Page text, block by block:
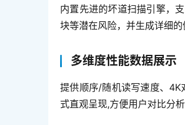
内置先进的坏道扫描引擎，
块等潜在风险，并生成详细
多维度性能数据展示
提供顺序/随机读写速度、
式直观呈现,方便用户对比分析